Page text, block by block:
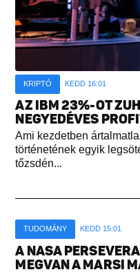
KRIPTÓ KEDD 16:01
AZ IBM 23%-OT
NEGYEDÉVES
Ami kezdetben
történetének egyik
tőzsdén...
TUDOMÁNY KEDD 15:01
A NASA
MEGVAN A MARSI